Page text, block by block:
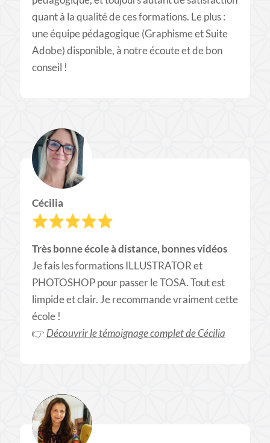
quant à la qualité de ces formations. Le plus :
une équipe pédagogique (Graphisme et Suite
Adobe) disponible, à notre écoute et de bon
conseil !
Cécilia
Très bonne école à distance, bonnes vidéos
Je fais les formations ILLUSTRATOR et
PHOTOSHOP pour passer le TOSA. Tout est
limpide et clair. Je recommande vraiment cette
école !
👉 Découvrir le témoignage complet de Cécilia